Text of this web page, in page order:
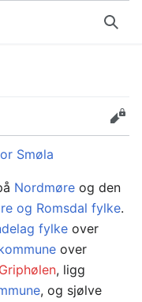
Søk
Rediger
Smøla
Nordmøre og den
og Romsdal fylke.
fylke over
over
Griphølen, ligg
, og sjølve